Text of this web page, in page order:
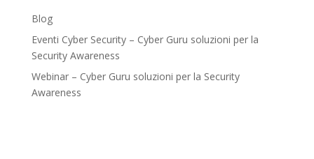
Blog
Eventi Cyber Security – Cyber Guru soluzioni per la
Security Awareness
Webinar – Cyber Guru soluzioni per la Security
Awareness